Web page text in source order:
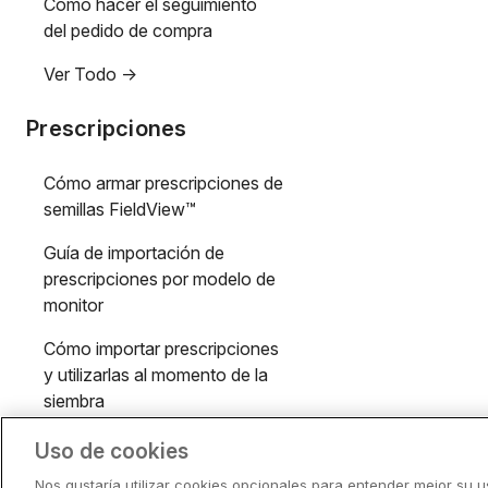
Cómo hacer el seguimiento
del pedido de compra
Ver Todo ->
Prescripciones
Cómo armar prescripciones de
semillas FieldView™
Guía de importación de
prescripciones por modelo de
monitor
Cómo importar prescripciones
y utilizarlas al momento de la
siembra
Ver Todo ->
Uso de cookies